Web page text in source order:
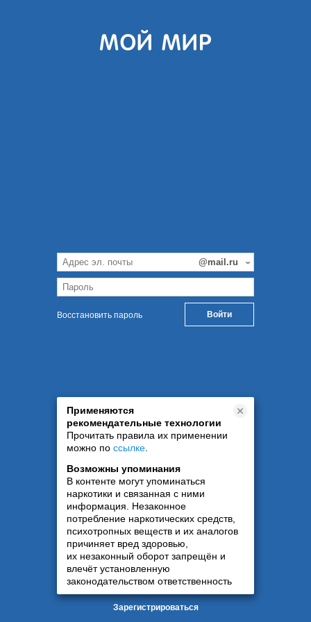
Восстановить пароль
Применяются
рекомендательные технологии
Прочитать правила их применении
можно по ссылке
Возможны упоминания
В контенте могут упоминаться
наркотики и связанная с ними
информация. Незаконное
потребление наркотических средств,
психотропных веществ и их аналогов
причиняет вред здоровью,
их незаконный оборот запрещён и
влечёт установленную
законодательством ответственность
Зарегистрироваться